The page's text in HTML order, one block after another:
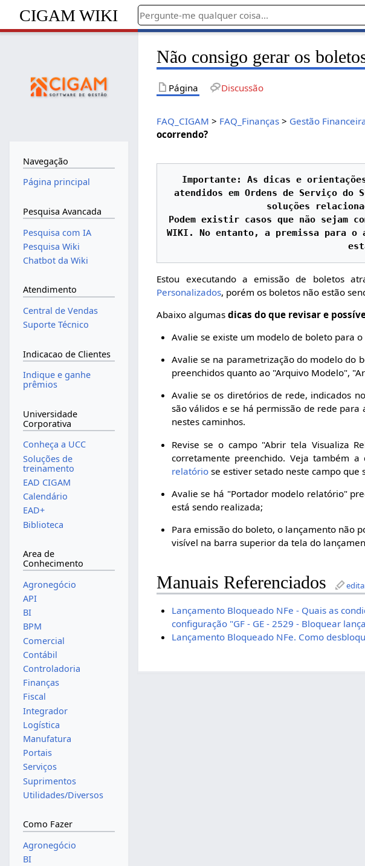
CIGAM WIKI
Não consigo gerar os
Página Discussão
FAQ_CIGAM > FAQ_Finanças > Gestão
ocorrendo?
Importante: As dicas e
atendidos em Ordens de Serviço
soluções
Podem existir casos que não sejam
WIKI. No entanto, a premissa para
Estou executando a emissão de boletos
Personalizados, porém os boletos não estão
Abaixo algumasdicas do que revisar e
Avalie se existe um modelo de boleto para
Avalie se na parametrização do modelo do
preenchidos quanto ao "Arquivo Modelo",
Avalie se os diretórios de rede, indicados
são válidos e se há permissão de rede para
nestes caminhos.
Revise se o campo "Abrir tela Visualiza
corretamente preenchido. Veja também a
relatóriose estiver setado neste campo que
Avalie se há "Portador modelo relatório"
está sendo realizada;
Para emissão do boleto, o lançamento não
visível na barra superior da tela do
Manuais Referenciados
Lançamento Bloqueado NFe - Quais as
configuração "GF - GE - 2529 - Bloquear
Lançamento Bloqueado NFe. Como
Navegação
Página principal
Pesquisa Avancada
Pesquisa com IA
Pesquisa Wiki
Chatbot da Wiki
Atendimento
Central de Vendas
Suporte Técnico
Indicacao de Clientes
Indique e ganhe
prêmios
Universidade
Corporativa
Conheça a UCC
Soluções de
treinamento
EAD CIGAM
Calendário
EAD+
Biblioteca
Area de
Conhecimento
Agronegócio
API
BI
BPM
Comercial
Contábil
Controladoria
Finanças
Fiscal
Integrador
Logística
Manufatura
Portais
Serviços
Suprimentos
Utilidades/Diversos
Como Fazer
Agronegócio
BI